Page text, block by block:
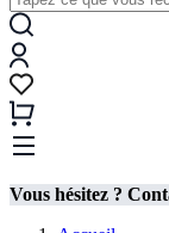
Vous hésitez ?